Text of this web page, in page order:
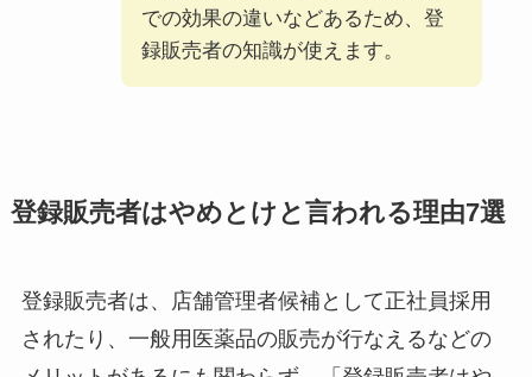
での効果の違いなどあるため、登
録販売者の知識が使えます。
登録販売者はやめとけと言われる理由7選
登録販売者は、店舗管理者候補として正社員採用
されたり、一般用医薬品の販売が行なえるなどの